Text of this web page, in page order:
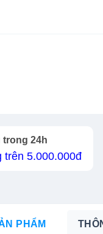
trong 24h
trên 5.000.000đ
PHẨM